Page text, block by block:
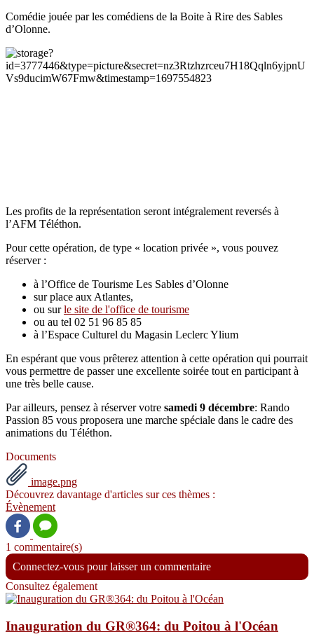
Comédie jouée par les comédiens de la Boite à Rire des Sables
d’Olonne.
Les profits de la représentation seront intégralement reversés à
l’AFM Téléthon.
Pour cette opération, de type « location privée », vous pouvez
réserver :
à l’Office de Tourisme Les Sables d’Olonne
sur place aux Atlantes,
ou surle site de l'office de tourisme
ou au tel 02 51 96 85 85
à l’Espace Culturel du Magasin Leclerc Ylium
En espérant que vous prêterez attention à cette opération qui pourrait
vous permettre de passer une excellente soirée tout en participant à
une très belle cause.
Par ailleurs, pensez à réserver votre samedi 9 décembre: Rando
Passion 85 vous proposera une marche spéciale dans le cadre des
animations du Téléthon.
Documents
image.png
Découvrez davantage d'articles sur ces thèmes :
Évènement
1 commentaire(s)
Connectez-vous pour laisser un commentaire
Consultez également
Inauguration du GR®364: du Poitou à l'Océan